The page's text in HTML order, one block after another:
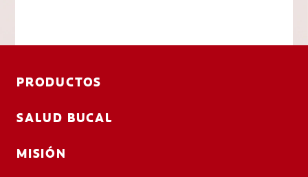
PRODUCTOS
SALUD BUCAL
MISIÓN